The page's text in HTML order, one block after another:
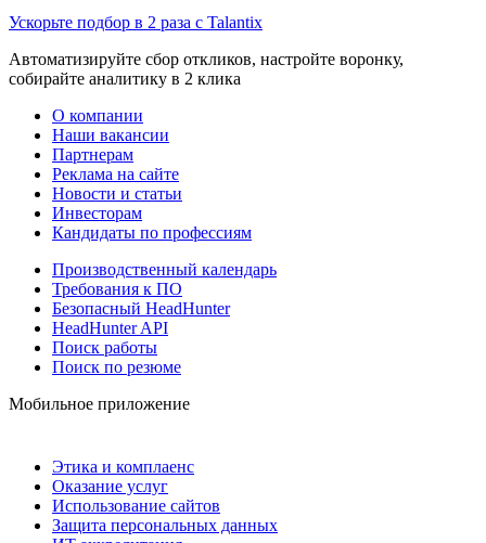
Ускорьте подбор в 2 раза с Talantix
Автоматизируйте сбор откликов, настройте воронку,
собирайте аналитику в 2 клика
О компании
Наши вакансии
Партнерам
Реклама на сайте
Новости и статьи
Инвесторам
Кандидаты по профессиям
Производственный календарь
Требования к ПО
Безопасный HeadHunter
HeadHunter API
Поиск работы
Поиск по резюме
Мобильное приложение
Этика и комплаенс
Оказание услуг
Использование сайтов
Защита персональных данных